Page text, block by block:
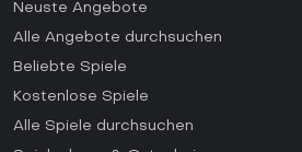
Neuste Angebote
Alle Angebote durchsuchen
Beliebte Spiele
Kostenlose Spiele
Alle Spiele durchsuchen